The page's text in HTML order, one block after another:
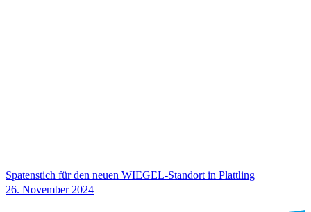
Spatenstich für den neuen WIEGEL-Standort in Plattling
26. November 2024